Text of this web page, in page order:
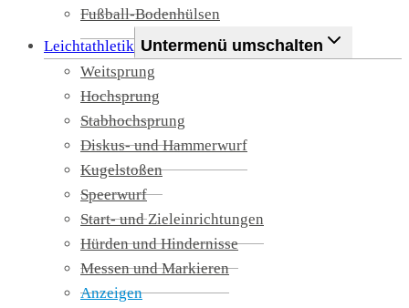
Fußball-Bodenhülsen
Leichtathletik Untermenü umschalten
Weitsprung
Hochsprung
Stabhochsprung
Diskus- und Hammerwurf
Kugelstoßen
Speerwurf
Start- und Zieleinrichtungen
Hürden und Hindernisse
Messen und Markieren
Anzeigen